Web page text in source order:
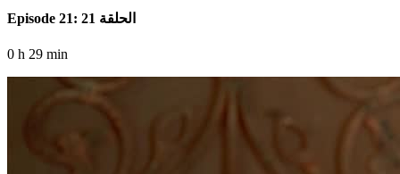
Episode 21: الحلقة 21
0 h 29 min